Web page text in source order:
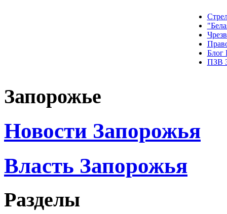
Блог
ПЗВ
Запорожье
Новости Запорожья
Власть Запорожья
Разделы